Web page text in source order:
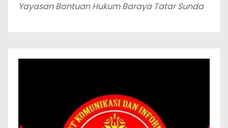
Yayasan Bantuan Hukum Baraya Tatar Sunda